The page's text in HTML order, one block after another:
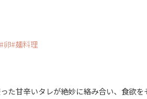
卵 麺料理
甘辛いタレが絶妙に絡み合い、食欲を